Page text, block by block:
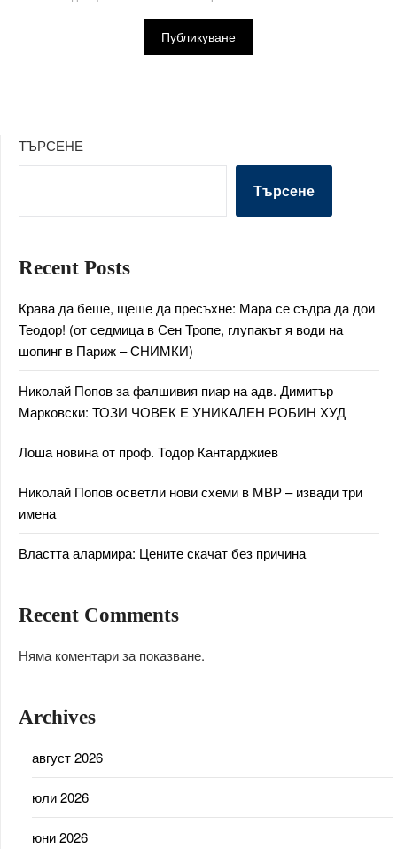
ТЪРСЕНЕ
Търсене
Recent Posts
Крава да беше, щеше да пресъхне: Мара се съдра да дои
Теодор! (от седмица в Сен Тропе, глупакът я води на
шопинг в Париж – СНИМКИ)
Николай Попов за фалшивия пиар на адв. Димитър
Марковски: ТОЗИ ЧОВЕК Е УНИКАЛЕН РОБИН ХУД
Лоша новина от проф. Тодор Кантарджиев
Николай Попов осветли нови схеми в МВР – извади три
имена
Властта алармира: Цените скачат без причина
Recent Comments
Няма коментари за показване.
Archives
август 2026
юли 2026
юни 2026